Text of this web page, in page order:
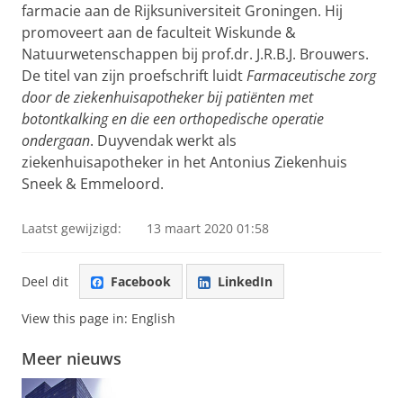
farmacie aan de Rijksuniversiteit Groningen. Hij
promoveert aan de faculteit Wiskunde &
Natuurwetenschappen bij prof.dr. J.R.B.J. Brouwers.
De titel van zijn proefschrift luidtFarmaceutische zorg
door de ziekenhuisapotheker bij patiënten met
botontkalking en die een orthopedische operatie
ondergaan. Duyvendak werkt als
ziekenhuisapotheker in het Antonius Ziekenhuis
Sneek & Emmeloord.
Laatst gewijzigd: 13 maart 2020 01:58
Deel dit Facebook LinkedIn
View this page in: English
Meer nieuws